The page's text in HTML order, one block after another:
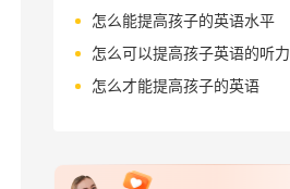
怎么能提高孩子的英语水平
怎么可以提高孩子英语的听力
怎么才能提高孩子的英语